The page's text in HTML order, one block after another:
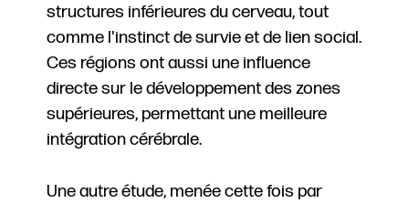
structures inférieures du cerveau, tout
comme l'instinct de survie et de lien social.
Ces régions ont aussi une influence
directe sur le développement des zones
supérieures, permettant une meilleure
intégration cérébrale.
Une autre étude, menée cette fois par